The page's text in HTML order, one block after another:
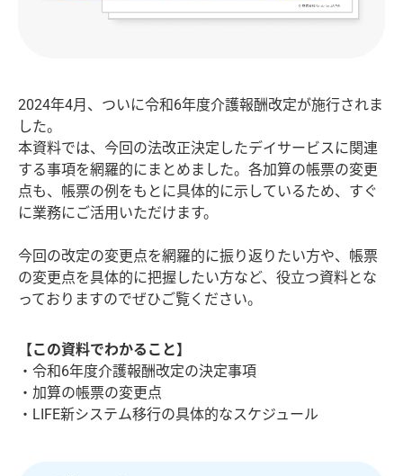
2024年4月、ついに令和6年度介護報酬改定が施行されま
した。
本資料では、今回の法改正決定したデイサービスに関連
する事項を網羅的にまとめました。各加算の帳票の変更
点も、帳票の例をもとに具体的に示しているため、すぐ
に業務にご活用いただけます。
今回の改定の変更点を網羅的に振り返りたい方や、帳票
の変更点を具体的に把握したい方など、役立つ資料とな
っておりますのでぜひご覧ください。
【この資料でわかること】
令和6年度介護報酬改定の決定事項
加算の帳票の変更点
LIFE新システム移行の具体的なスケジュール